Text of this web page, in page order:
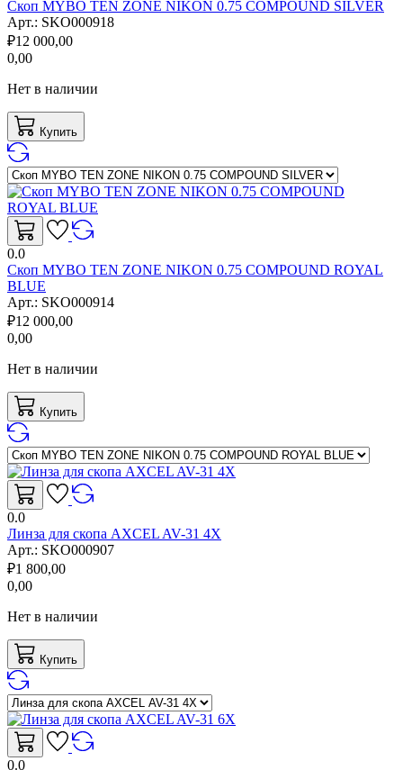
Скоп MYBO TEN ZONE NIKON 0.75 COMPOUND SILVER
Арт.: SKO000918
₽12 000,00
0,00
Нет в наличии
Купить
0.0
Скоп MYBO TEN ZONE NIKON 0.75 COMPOUND ROYAL
BLUE
Арт.: SKO000914
₽12 000,00
0,00
Нет в наличии
Купить
0.0
Линза для скопа AXCEL AV-31 4X
Арт.: SKO000907
₽1 800,00
0,00
Нет в наличии
Купить
0.0